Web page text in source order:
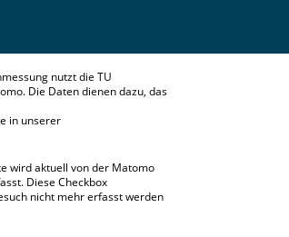
nutzt die TU
Die Daten dienen dazu, das
in unserer
wird aktuell von der Matomo
Diese Checkbox
nicht mehr erfasst werden